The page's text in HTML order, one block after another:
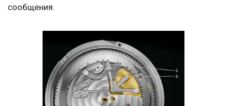
сообщения.